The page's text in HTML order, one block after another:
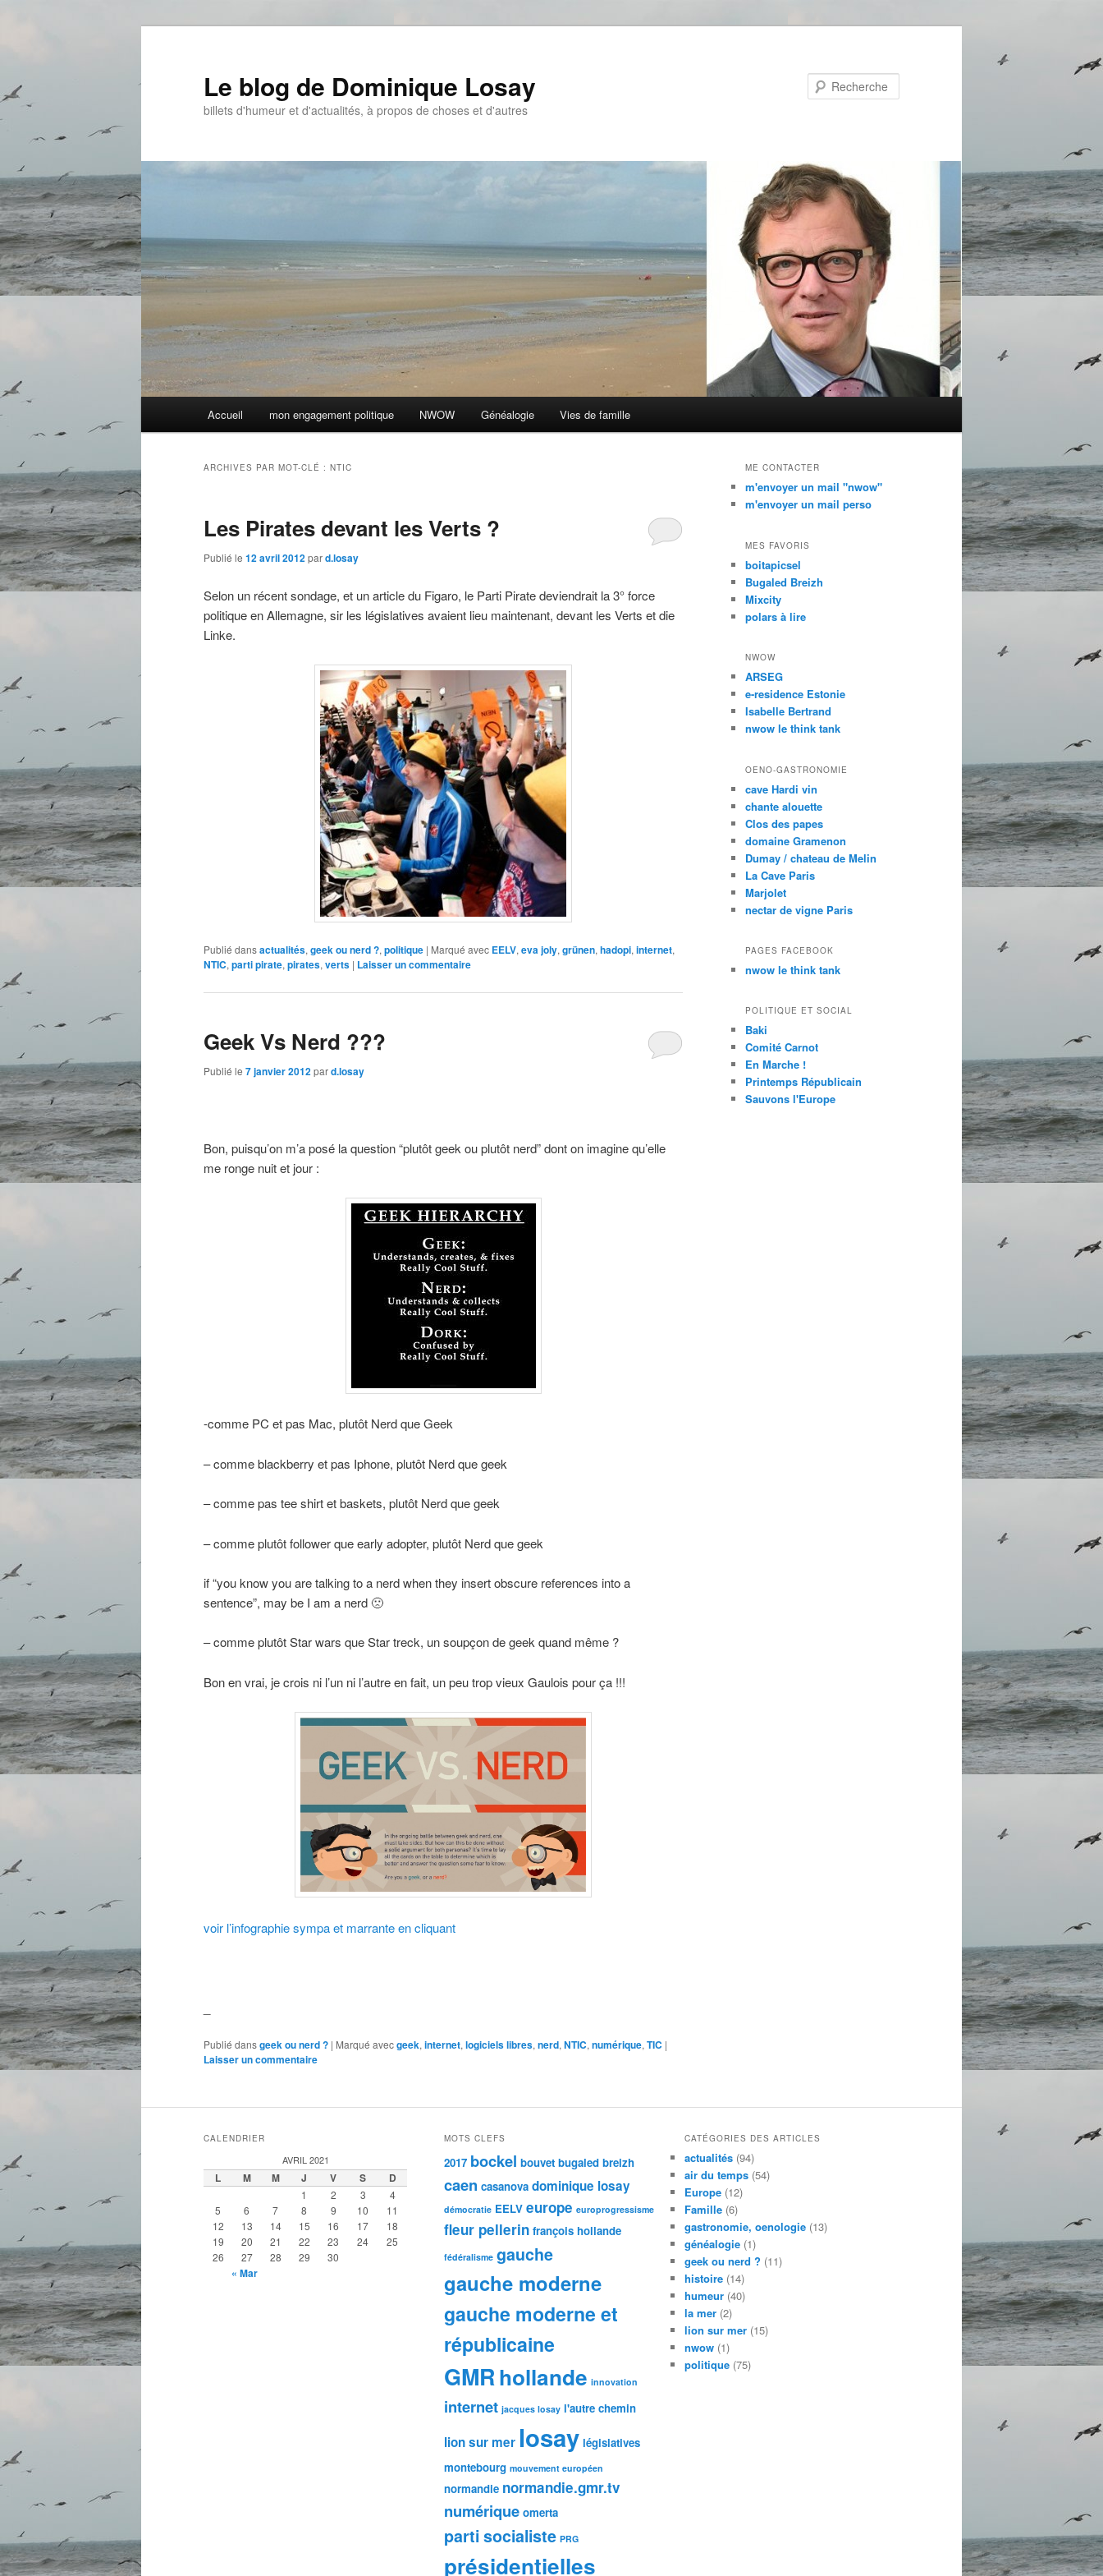
Le blog de Dominique Losay
billets d'humeur et d'actualités, à propos de choses et d'autres
Accueil mon engagement politique NWOW Généalogie Vies de famille
ARCHIVES PAR MOT-CLÉ : NTIC
Les Pirates devant les Verts ?
Publié le 12 avril 2012pard.losay
Selon un récent sondage, et un article du Figaro, le Parti Pirate deviendrait la 3° force
politique en Allemagne, sir les législatives avaient lieu maintenant, devant les Verts et die
Linke.
Publié dansactualités, geek ou nerd ?, politique | Marqué avec EELV, eva joly, grünen, hadopi, internet,
NTIC, parti pirate, pirates, verts | Laisser un commentaire
Geek Vs Nerd ???
Publié le 7 janvier 2012pard.losay
Bon, puisqu’on m’a posé la question “plutôt geek ou plutôt nerd” dont on imagine qu’elle
me ronge nuit et jour :
-comme PC et pas Mac, plutôt Nerd que Geek
– comme blackberry et pas Iphone, plutôt Nerd que geek
– comme pas tee shirt et baskets, plutôt Nerd que geek
– comme plutôt follower que early adopter, plutôt Nerd que geek
if “you know you are talking to a nerd when they insert obscure references into a
sentence”, may be I am a nerd 🙁
– comme plutôt Star wars que Star treck, un soupçon de geek quand même ?
Bon en vrai, je crois ni l’un ni l’autre en fait, un peu trop vieux Gaulois pour ça !!!
voir l’infographie sympa et marrante en cliquant
Publié dansgeek ou nerd ? | Marqué avecgeek, internet, logiciels libres, nerd, NTIC, numérique, TIC |
Laisser un commentaire
ME CONTACTER
m'envoyer un mail "nwow"
m'envoyer un mail perso
MES FAVORIS
boitapicsel
Bugaled Breizh
Mixcity
polars à lire
NWOW
ARSEG
e-residence Estonie
Isabelle Bertrand
nwow le think tank
OENO-GASTRONOMIE
cave Hardi vin
chante alouette
Clos des papes
domaine Gramenon
Dumay / chateau de Melin
La Cave Paris
Marjolet
nectar de vigne Paris
PAGES FACEBOOK
nwow le think tank
POLITIQUE ET SOCIAL
Baki
Comité Carnot
En Marche !
Printemps Républicain
Sauvons l'Europe
CALENDRIER
AVRIL 2021
L M M J V S D
1 2 3
4
5
6 7 8 9 10
11
12
13 14 15 16 17
18
19
20 21 22 23 24
25
26
27 28 29 30
« Mar
MOTS CLEFS
2017 bockel bouvet bugaled breizh
caen casanova dominique losay
démocratie EELV europe europrogressisme
fleur pellerin françois hollande
fédéralisme gauche
gauche moderne
gauche moderne et
républicaine
GMRhollande innovation
internet jacques losay l'autre chemin
lion sur mer losay législatives
montebourg mouvement européen
normandie normandie.gmr.tv
numérique omerta
parti socialiste PRG
présidentielles
CATÉGORIES DES ARTICLES
actualités(94)
air du temps(54)
Europe(12)
Famille(6)
gastronomie, oenologie(13)
généalogie(1)
geek ou nerd ? (11)
histoire(14)
humeur(40)
la mer(2)
lion sur mer(15)
nwow(1)
politique(75)